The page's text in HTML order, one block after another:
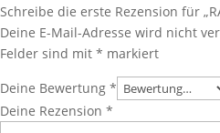
Schreibe die erste Rezension für
Deine E-Mail-Adresse wird nicht
Felder sind mit * markiert
Deine Bewertung *
Deine Rezension *